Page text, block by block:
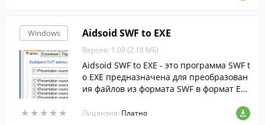
Windows
★ ★ ★ ★ ★
★ ★ ★ ★ ★
Aidsoid SWF to EXE
Версия: 1.09 (2.18 МБ)
Aidsoid SWF to EXE - это программа SWF t
o EXE предназначена для преобразован
ия файлов из формата SWF в формат EX
Лицензия: Платно